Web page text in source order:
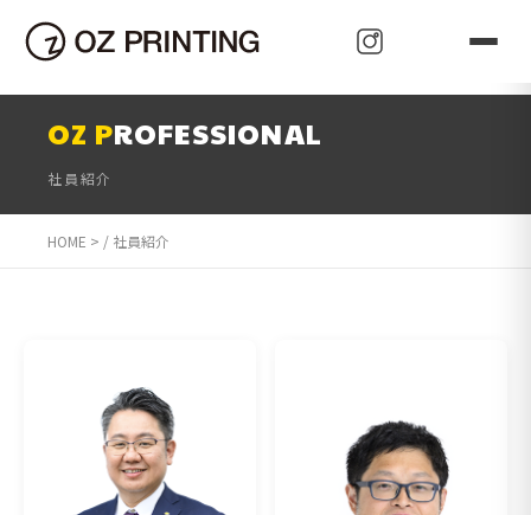
Oz Pioneer
Oz Present
Perfect
Oz Press
Oz Promotion
Pace
Oz Promise
Protect
Prove
Oz Person
Power
Oz Purpose
Oz Prominent
Oz Proactive
Price
Oz Pioneer
Present
Oz Perfect
Paudora
OZ PROFESSIONAL
社員紹介
HOME > 社員紹介